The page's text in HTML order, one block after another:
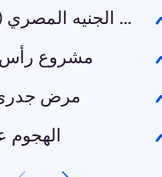
انخفاض قيمة الجنيه المصري (التعويم)
مشروع رأس
مرض جدري
الهجوم